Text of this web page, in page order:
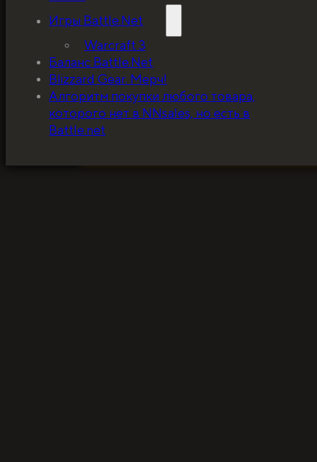
Игры Battle.Net
Warcraft 3
Баланс Battle.Net
Blizzard Gear. Мерч!
Алгоритм покупки любого товара,
которого нет в NNsales, но есть в
Battle.net
5%, на весь ассортимент. Я хочу, чтобы
покупатель мог оценивать меня по
за ценники!